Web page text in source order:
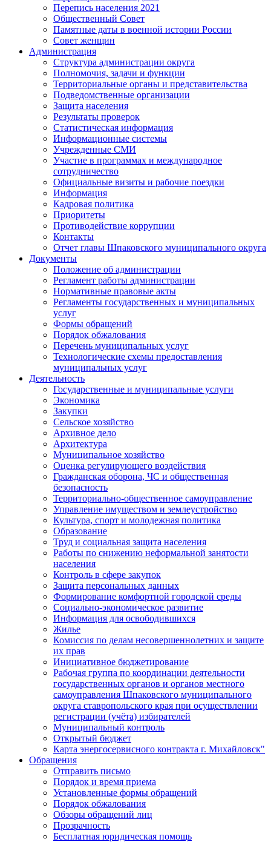
Перепись населения 2021
Общественный Совет
Памятные даты в военной истории России
Совет женщин
Администрация
Структура администрации округа
Полномочия, задачи и функции
Территориальные органы и представительства
Подведомственные организации
Защита населения
Результаты проверок
Статистическая информация
Информационные системы
Учрежденные СМИ
Участие в программах и международное
сотрудничество
Официальные визиты и рабочие поездки
Информация
Кадровая политика
Приоритеты
Противодействие коррупции
Контакты
Отчет главы Шпаковского муниципального округа
Документы
Положение об администрации
Регламент работы администрации
Нормативные правовые акты
Регламенты государственных и муниципальных
услуг
Формы обращений
Порядок обжалования
Перечень муниципальных услуг
Технологические схемы предоставления
муниципальных услуг
Деятельность
Государственные и муниципальные услуги
Экономика
Закупки
Сельское хозяйство
Архивное дело
Архитектура
Муниципальное хозяйство
Оценка регулирующего воздействия
Гражданская оборона, ЧС и общественная
безопасность
Территориально-общественное самоуправление
Управление имуществом и землеустройство
Культура, спорт и молодежная политика
Образование
Труд и социальная защита населения
Работы по снижению неформальной занятости
населения
Контроль в сфере закупок
Защита персональных данных
Формирование комфортной городской среды
Социально-экономическое развитие
Информация для освободившихся
Жилье
Комиссия по делам несовершеннолетних и защите
их прав
Инициативное бюджетирование
Рабочая группа по координации деятельности
государственных органов и органов местного
самоуправления Шпаковского муниципального
округа ставропольского края при осуществлении
регистрации (учёта) избирателей
Муниципальный контроль
Открытый бюджет
Карта энергосервисного контракта г. Михайловск"
Обращения
Отправить письмо
Порядок и время приема
Установленные формы обращений
Порядок обжалования
Обзоры обращений лиц
Прозрачность
Бесплатная юридическая помощь